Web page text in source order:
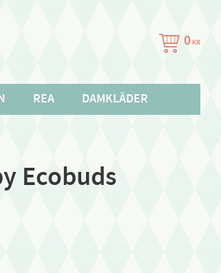
0 KR
REA DAMKLÄDER
Ecobuds